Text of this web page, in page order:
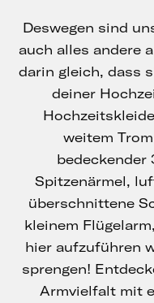
Deswegen sind
auch alles andere
darin gleich, dass
deiner
weitem
bedeckender
Spitzenärmel,
überschnittene
kleinem
hier aufzuführen
sprengen!
Armvielfalt mit